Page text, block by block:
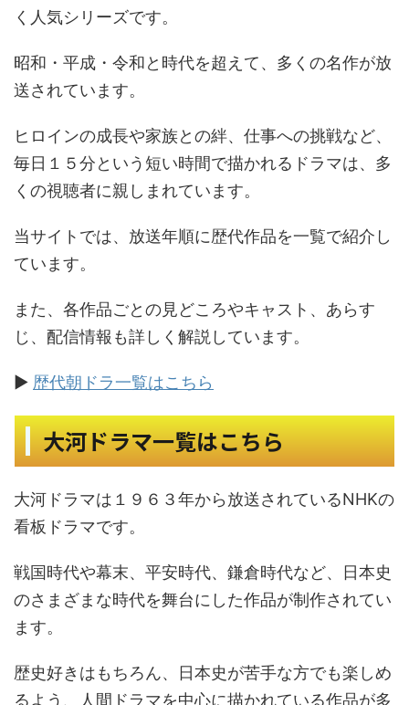
く人気シリーズです。
昭和・平成・令和と時代を超えて、多くの名作が放
送されています。
ヒロインの成長や家族との絆、仕事への挑戦など、
毎日１５分という短い時間で描かれるドラマは、多
くの視聴者に親しまれています。
当サイトでは、放送年順に歴代作品を一覧で紹介し
ています。
また、各作品ごとの見どころやキャスト、あらす
じ、配信情報も詳しく解説しています。
▶ 歴代朝ドラ一覧はこちら
大河ドラマ一覧はこちら
大河ドラマは１９６３年から放送されているNHKの
看板ドラマです。
戦国時代や幕末、平安時代、鎌倉時代など、日本史
のさまざまな時代を舞台にした作品が制作されてい
ます。
歴史好きはもちろん、日本史が苦手な方でも楽しめ
るよう、人間ドラマを中心に描かれている作品が多